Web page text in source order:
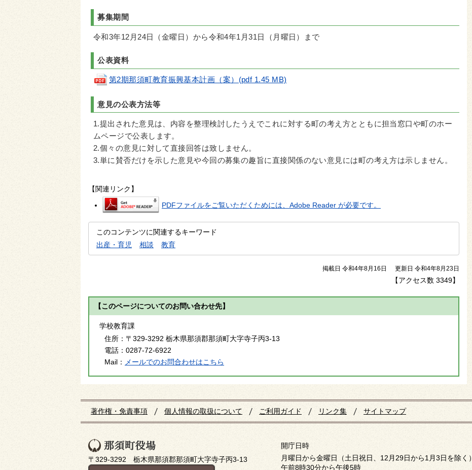
募集期間
令和3年12月24日（金曜日）から令和4年1月31日（月曜日）まで
公表資料
第2期那須町教育振興基本計画（案）(pdf 1.45 MB)
意見の公表方法等
1.提出された意見は、内容を整理検討したうえでこれに対する町の考え方とともに担当窓口や町のホー
ムページで公表します。
2.個々の意見に対して直接回答は致しません。
3.単に賛否だけを示した意見や今回の募集の趣旨に直接関係のない意見には町の考え方は示しません。
【関連リンク】
PDFファイルをご覧いただくためには、Adobe Reader が必要です。
このコンテンツに関連するキーワード
出産・育児
相談 教育
掲載日 令和4年8月16日 更新日 令和4年8月23日
【アクセス数 3349】
【このページについてのお問い合わせ先】
学校教育課
住所： 〒329-3292 栃木県那須郡那須町大字寺子丙3-13
電話： 0287-72-6922
Mail：
メールでのお問合わせはこちら
著作権・免責事項 個人情報の取扱について ご利用ガイド リンク集 サイトマップ
〒329-3292 栃木県那須郡那須町大字寺子丙3-13
開庁日時
月曜日から金曜日（土日祝日、12月29日から1月3日を除く）
午前8時30分から午後5時